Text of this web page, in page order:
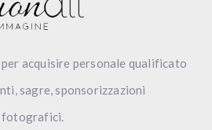
acquisire personale qualificato
sagre, sponsorizzazioni
fotografici.